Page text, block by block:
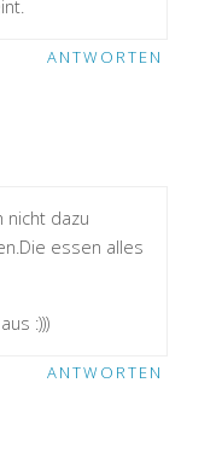
ANTWORTEN
nicht dazu
essen alles
:)))
ANTWORTEN